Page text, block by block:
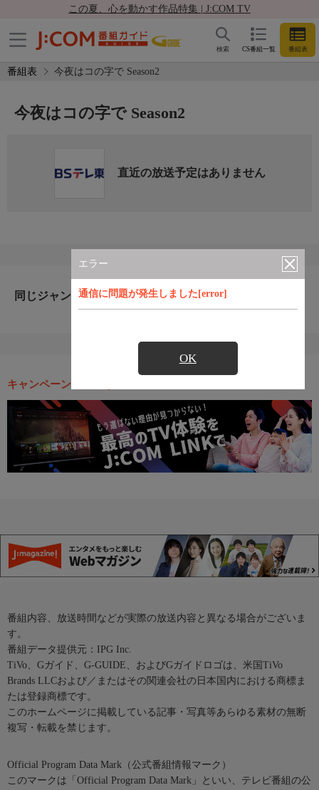
この夏、心を動かす作品特集 | J:COM TV
CS番組一覧 番組表
検索
番組表 今夜はコの字で Season2
エラー
通信に問題が発生しました[error]
OK
今夜はコの字で Season2
直近の放送予定はありません
同じジャンルのおすすめ番組
キャンペーン・お得な情報
番組内容、放送時間などが実際の放送内容と異なる場合がございま
す。
番組データ提供元：IPG Inc.
TiVo、Gガイド、G-GUIDE、およびGガイドロゴは、米国TiVo
Brands LLCおよび／またはその関連会社の日本国内における商標ま
たは登録商標です。
このホームページに掲載している記事・写真等あらゆる素材の無断
複写・転載を禁じます。
Official Program Data Mark（公式番組情報マーク）
このマークは「Official Program Data Mark」といい、テレビ番組の公